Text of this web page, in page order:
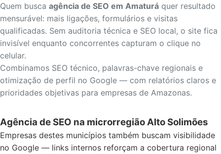
Quem busca agência de SEO em Amaturá quer resultado
mensurável: mais ligações, formulários e visitas
qualificadas. Sem auditoria técnica e SEO local, o site fica
invisível enquanto concorrentes capturam o clique no
celular.
Combinamos SEO técnico, palavras-chave regionais e
otimização de perfil no Google — com relatórios claros e
prioridades objetivas para empresas de Amazonas.
Agência de SEO na microrregião Alto Solimões
Empresas destes municípios também buscam visibilidade
no Google — links internos reforçam a cobertura regional